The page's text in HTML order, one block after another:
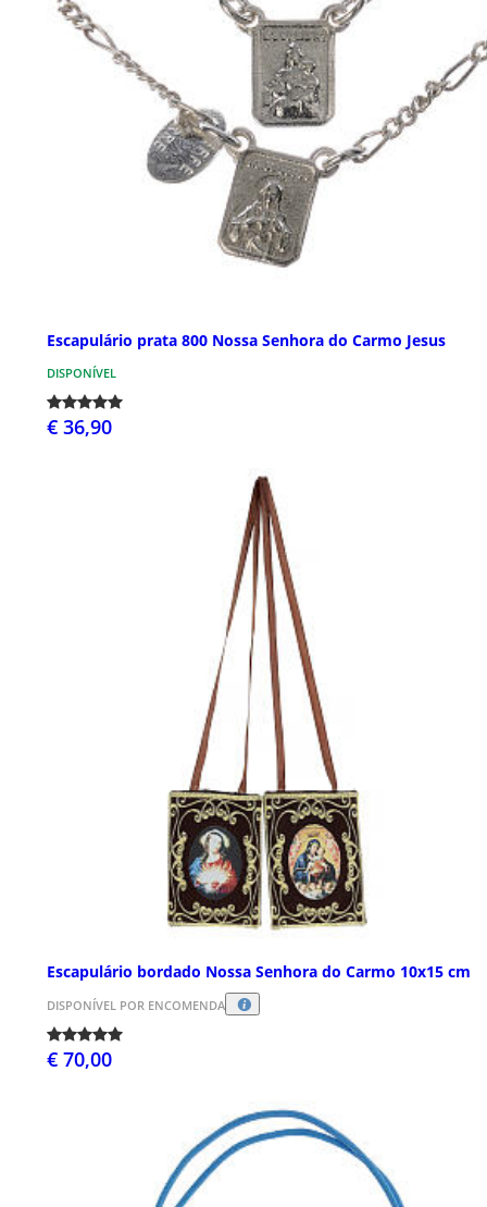
Escapulário prata 800 Nossa Senhora do Carmo Jesus
DISPONÍVEL
€ 36,90
Escapulário bordado Nossa Senhora do Carmo 10x15 cm
DISPONÍVEL POR ENCOMENDA
€ 70,00